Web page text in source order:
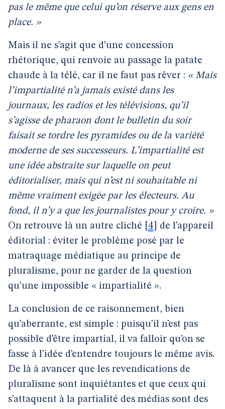
pas le même que celui qu’on réserve aux gens en
place. »
Mais il ne s’agit que d’une concession
rhétorique, qui renvoie au passage la patate
chaude à la télé, car il ne faut pas rêver : « Mais
l’impartialité n’a jamais existé dans les
journaux, les radios et les télévisions, qu’il
s’agisse de pharaon dont le bulletin du soir
faisait se tordre les pyramides ou de la variété
moderne de ses successeurs. L’impartialité est
une idée abstraite sur laquelle on peut
éditorialiser, mais qui n’est ni souhaitable ni
même vraiment exigée par les électeurs. Au
fond, il n’y a que les journalistes pour y croire. »
On retrouve là un autre cliché
4
de l’appareil
éditorial : éviter le problème posé par le
matraquage médiatique au principe de
pluralisme, pour ne garder de la question
qu’une impossible « impartialité ».
La conclusion de ce raisonnement, bien
qu’aberrante, est simple : puisqu’il n’est pas
possible d’être impartial, il va falloir qu’on se
fasse à l’idée d’entendre toujours le même avis.
De là à avancer que les revendications de
pluralisme sont inquiétantes et que ceux qui
s’attaquent à la partialité des médias sont des